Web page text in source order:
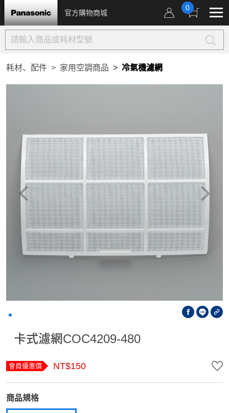
官方購物商城
0
耗材、配件 家用空調商品 冷氣機濾網
卡式濾網COC4209-480
會員優惠價 NT$150
商品規格